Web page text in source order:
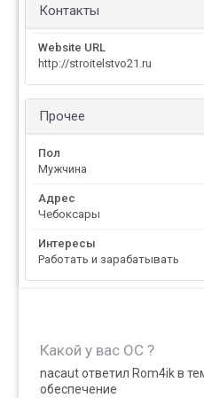
Контакты
Website URL
http://stroitelstvo21.ru
Прочее
Пол
Мужчина
Адрес
Чебоксары
Интересы
Работать и зарабатывать
Какой у вас ОС ?
nacaut ответил Rom4ik в
обеспечение